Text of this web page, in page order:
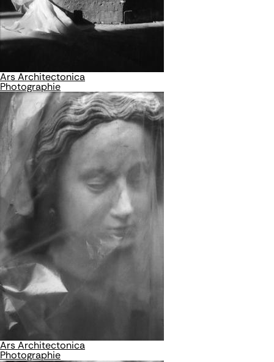
Ars Architectonica
Photographie
Ars Architectonica
Photographie